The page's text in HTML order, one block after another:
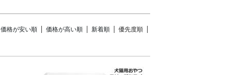
価格が安い順 価格が高い順 新着順 優先度順